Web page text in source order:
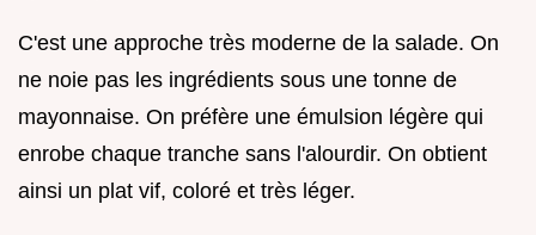
C'est une approche très moderne de la salade. On
ne noie pas les ingrédients sous une tonne de
mayonnaise. On préfère une émulsion légère qui
enrobe chaque tranche sans l'alourdir. On obtient
ainsi un plat vif, coloré et très léger.